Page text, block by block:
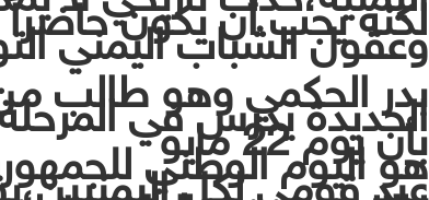
لكنه يجب أن يكون
وعقول الشباب اليمني
بدر الحكمي وهو طالب
الحديدة يدرس في المرحلة
بأن يوم 22 مايو
هو اليوم الوطني